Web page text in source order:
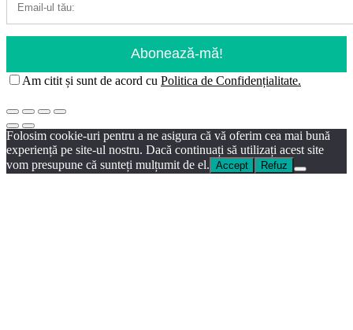
Am citit și sunt de acord cu Politica de Confidențialitate.
Folosim cookie-uri pentru a ne asigura că vă oferim cea mai bună
experiență pe site-ul nostru. Dacă continuați să utilizați acest site
vom presupune că sunteți mulțumit de el. Accept Refuz